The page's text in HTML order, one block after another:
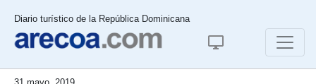
Diario turístico de la República Dominicana